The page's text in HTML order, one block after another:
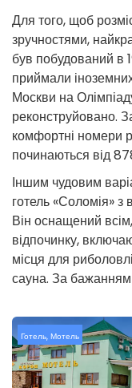
Для того, щоб
зручностями,
був побудований в
приймали
Москви на
реконструйовано.
комфортні номери
починаються від
Іншим чудовим
готель «Соломія»
Він оснащений
відпочинку,
місця для
сауна. За
Готель, Мотель